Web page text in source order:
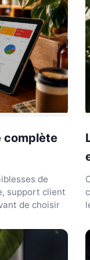
complète
de
support client
de choisir